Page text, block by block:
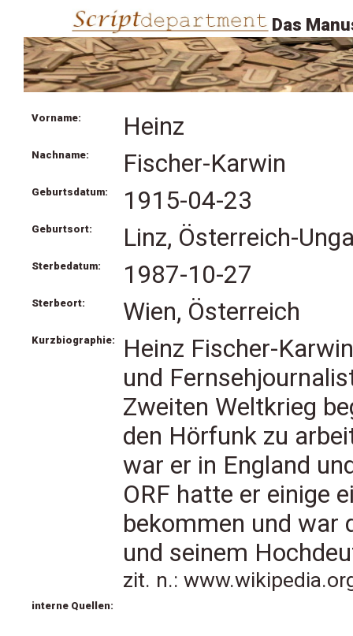
Das
Vorname: Heinz
Nachname: Fischer-Karwin
Geburtsdatum: 1915-04-23
Geburtsort: Linz, Österreich-
Sterbedatum: 1987-10-27
Sterbeort: Wien, Österreich
Kurzbiographie:
Heinz Fischer-
und
Zweiten Weltkrieg
den Hörfunk zu
war er in England
ORF hatte er einige
bekommen und war
und seinem
zit. n.:
interne Quellen: